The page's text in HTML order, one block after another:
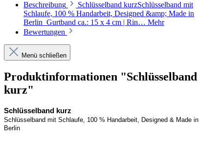
Beschreibung
Schlüsselband kurzSchlüsselband mit
Schlaufe, 100 % Handarbeit, Designed &amp; Made in
Berlin Gurtband ca.: 15 x 4 cm | Rin… Mehr
Bewertungen
Menü schließen
Produktinformationen "Schlüsselband
kurz"
Schlüsselband kurz
Schlüsselband mit Schlaufe, 100 % Handarbeit, Designed & Made in
Berlin